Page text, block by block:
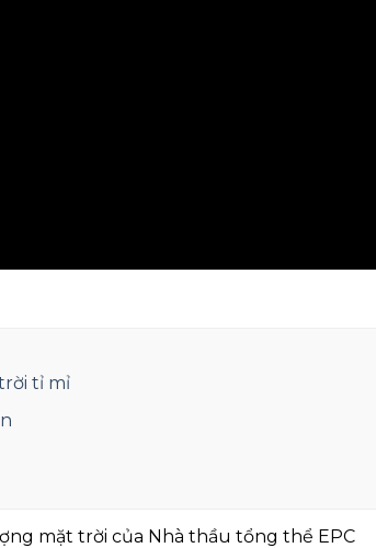
tỉ mỉ
mặt trời của Nhà thầu tổng thể EPC